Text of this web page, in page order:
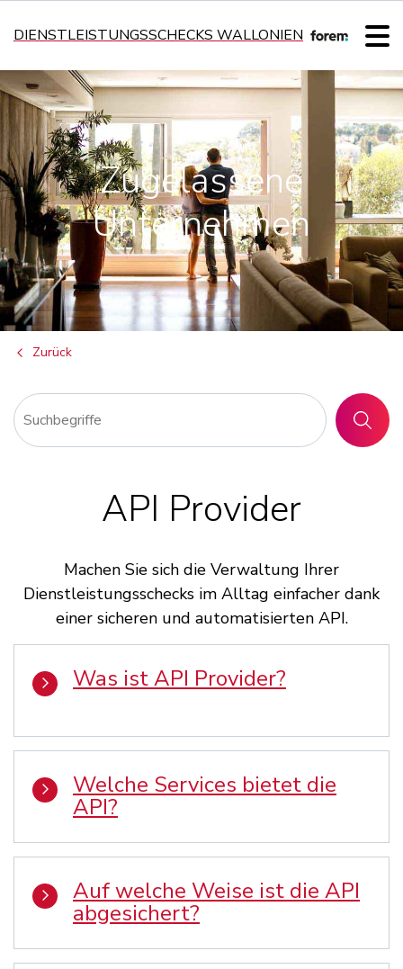
DIENSTLEISTUNGSSCHECKS WALLONIEN
Zugelassene
Unternehmen
Zurück
SUCHEN
API Provider
Machen Sie sich die Verwaltung Ihrer
Dienstleistungsschecks im Alltag einfacher dank
einer sicheren und automatisierten API.
Was ist API Provider?
Welche Services bietet die
API?
Auf welche Weise ist die API
abgesichert?